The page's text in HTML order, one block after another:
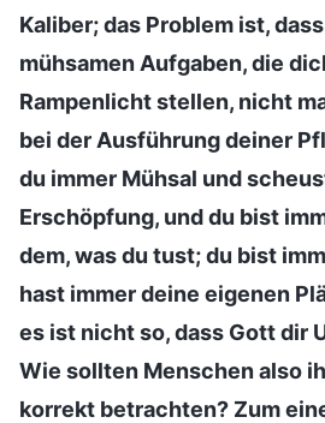
Kaliber; das Problem ist,
mühsamen Aufgaben, die
Rampenlicht stellen, nicht
bei der Ausführung deiner
du immer Mühsal und
Erschöpfung, und du bist
dem, was du tust; du bist
hast immer deine eigenen
es ist nicht so, dass Gott dir
Wie sollten Menschen also
korrekt betrachten? Zum